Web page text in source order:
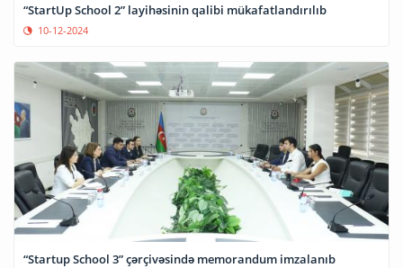
“StartUp School 2” layihəsinin qalibi mükafatlandırılıb
10-12-2024
“Startup School 3” çərçivəsində memorandum imzalanıb